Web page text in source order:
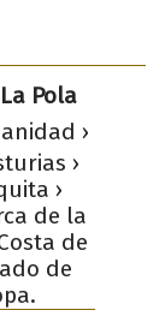
Pola
›
›
›
de la
de
de